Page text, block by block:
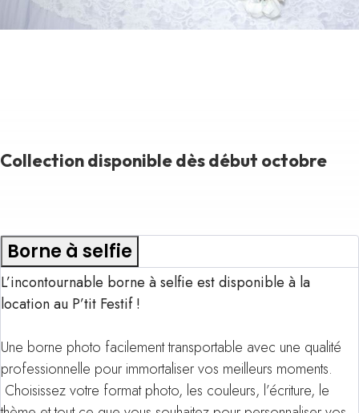
Collection disponible dès début octobre
Borne à selfie
L’incontournable borne à selfie est disponible à la
location au P’tit Festif !
Une borne photo facilement transportable avec une qualité
professionnelle pour immortaliser vos meilleurs moments.
Choisissez votre format photo, les couleurs, l’écriture, le